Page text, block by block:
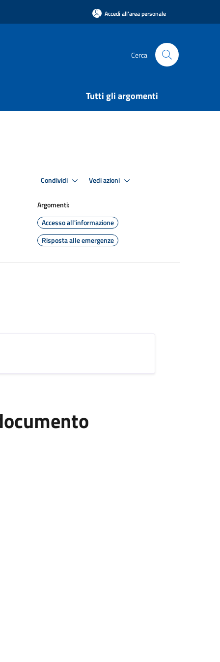
Accedi all'area personale
Cerca
Tutti gli argomenti
Condividi Vedi azioni
Argomenti:
Accesso all'informazione
Risposta alle emergenze